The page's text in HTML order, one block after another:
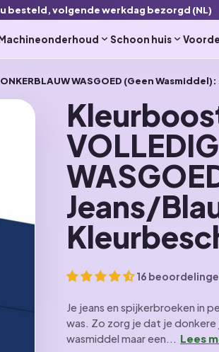
besteld, volgende werkdag bezorgd (NL)
Schoon huis
WASGOED (Geen
Jeans/
16
Je jeans en spijkerbroeken in
was. Zo zorg je dat je
wasmiddel maar een... Lees